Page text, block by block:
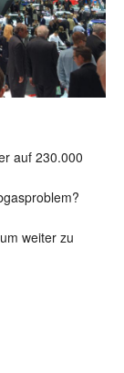
auf 230.000
weiter zu